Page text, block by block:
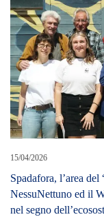
15/04/2026
Spadafora, l’area
NessuNettuno ed il
nel segno